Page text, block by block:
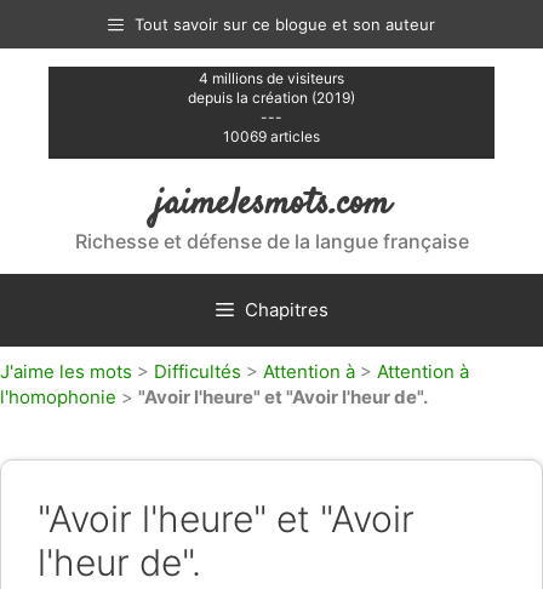
contenu
Tout savoir sur ce blogue et son auteur
4 millions de visiteurs
depuis la création (2019)
---
10069 articles
jaimelesmots.com
Richesse et défense de la langue française
Chapitres
J'aime les mots > Difficultés > Attention à > Attention à
l'homophonie > "Avoir l'heure" et "Avoir l'heur de".
"Avoir l'heure" et "Avoir
l'heur de".